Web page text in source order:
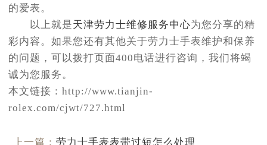
的爱表。
以上就是天津劳力士维修服务中心为您分享的精
彩内容。如果您还有其他关于劳力士手表维护和保养
的问题，可以拨打页面400电话进行咨询，我们将竭
诚为您服务。
本文链接：http://www.tianjin-
rolex.com/cjwt/727.html
上一篇：劳力士手表表带过短怎么处理